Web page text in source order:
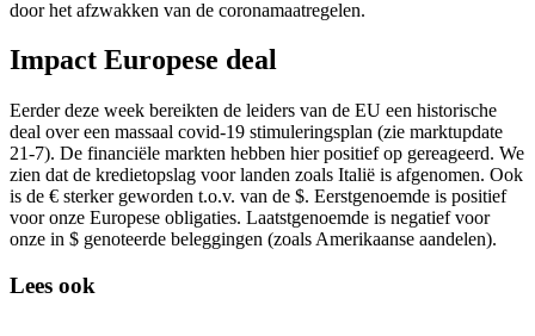
door het afzwakken van de coronamaatregelen.
Impact Europese deal
Eerder deze week bereikten de leiders van de EU een historische
deal over een massaal covid-19 stimuleringsplan (zie marktupdate
21-7). De financiële markten hebben hier positief op gereageerd. We
zien dat de kredietopslag voor landen zoals Italië is afgenomen. Ook
is de € sterker geworden t.o.v. van de $. Eerstgenoemde is positief
voor onze Europese obligaties. Laatstgenoemde is negatief voor
onze in $ genoteerde beleggingen (zoals Amerikaanse aandelen).
Lees ook